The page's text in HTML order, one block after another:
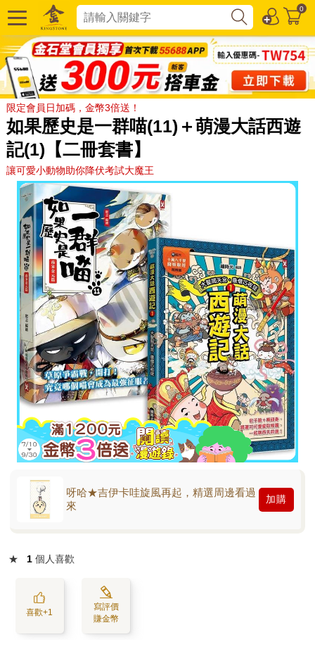
0
限定會員日加碼，金幣3倍送！
如果歷史是一群喵(11)＋萌漫大話西遊
記(1)【二冊套書】
讓可愛小動物助你降伏考試大魔王
呀哈★吉伊卡哇旋風再起，精選周邊看過
來
加購
★ 1 個人喜歡
喜歡+1
寫評價
賺金幣